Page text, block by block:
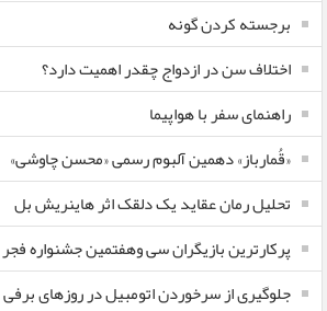
برجسته کردن گونه
اختلاف سن در ازدواج چقدر اهمیت دارد؟
راهنمای سفر با هواپیما
«قُمارباز» دهمین آلبوم رسمی «محسن چاوشی»
تحلیل رمان عقاید یک دلقک اثر هاینریش بل
پرکارترین بازیگران سی وهفتمین جشنواره
جلوگیری از سرخوردن اتومبیل در روزهای برفی